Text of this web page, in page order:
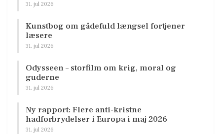
31. jul 2026
Kunstbog om gådefuld længsel fortjener
læsere
31. jul 2026
Odysseen – storfilm om krig, moral og
guderne
31. jul 2026
Ny rapport: Flere anti-kristne
hadforbrydelser i Europa i maj 2026
31. jul 2026